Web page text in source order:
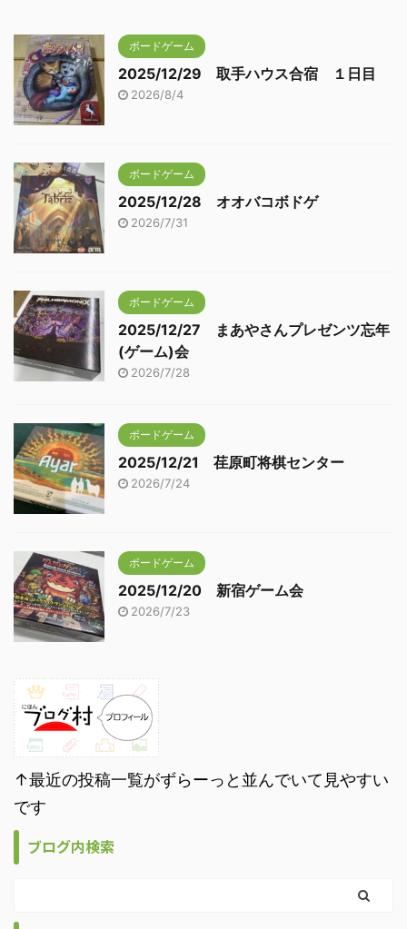
ボードゲーム
2025/12/29 取手ハウス合宿 １日目
2026/8/4
ボードゲーム
2025/12/28 オオバコボドゲ
2026/7/31
ボードゲーム
2025/12/27 まあやさんプレゼンツ忘年
(ゲーム)会
2026/7/28
ボードゲーム
2025/12/21 荏原町将棋センター
2026/7/24
ボードゲーム
2025/12/20 新宿ゲーム会
2026/7/23
↑最近の投稿一覧がずらーっと並んでいて見やすい
です
ブログ内検索